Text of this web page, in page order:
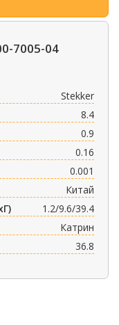
7005-04
Stekker
8.4
0.9
0.16
0.001
Китай
1.2/9.6/39.4
Катрин
36.8